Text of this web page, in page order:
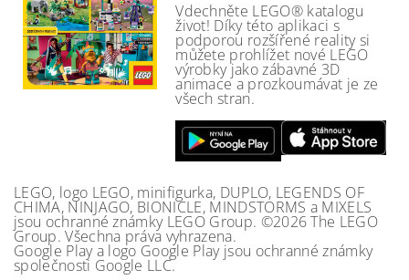
Vdechněte LEGO® katalogu
život! Díky této aplikaci s
podporou rozšířené reality si
můžete prohlížet nové LEGO
výrobky jako zábavné 3D
animace a prozkoumávat je ze
všech stran.
LEGO, logo LEGO, minifigurka, DUPLO, LEGENDS OF
CHIMA, NINJAGO, BIONICLE, MINDSTORMS a MIXELS
jsou ochranné známky LEGO Group. ©2026 The LEGO
Group. Všechna práva vyhrazena.
Google Play a logo Google Play jsou ochranné známky
společnosti Google LLC.